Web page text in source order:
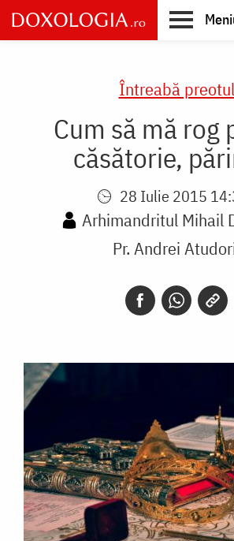
Skip
to
main
Întreabă preotul
Cum să mă rog
căsătorie,
28 Iulie 2015
Arhimandritul Mihail
Pr. Andrei